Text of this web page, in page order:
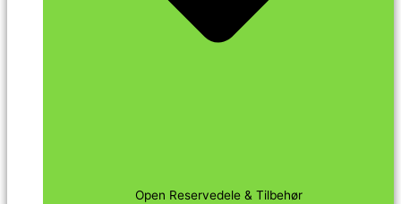
Open Reservedele & Tilbehør